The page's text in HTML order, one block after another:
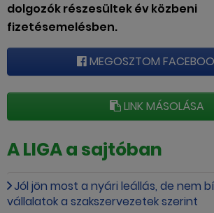
dolgozók részesültek év közbeni
fizetésemelésben.
MEGOSZTOM
LINK MÁSOLÁSA
A LIGA a sajtóban
Jól jön most a nyári leállás, de nem
vállalatok a szakszervezetek szerint